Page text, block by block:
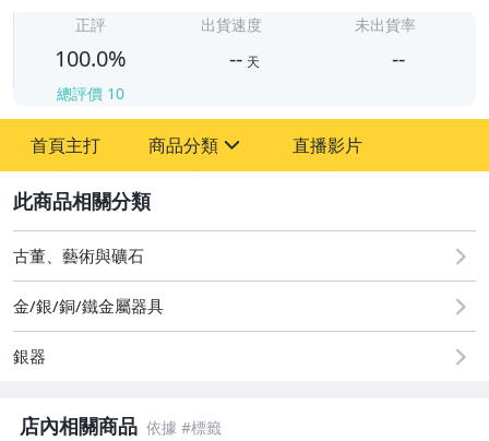
正評
100.0%
總評價 10
出貨速度
-- 天
未出貨率
--
首頁主打 商品分類
圖書/影音/文具
手機、配件與通訊
玩具、模型與公仔
直播影片
古董、藝術與礦石
金/銀/銅/鐵金屬器具
銀器
店內相關商品